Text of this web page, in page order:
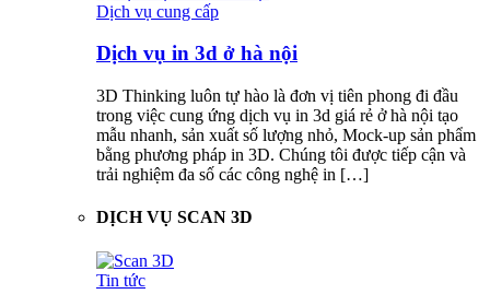
Dịch vụ cung cấp
Dịch vụ in 3d ở hà nội
3D Thinking luôn tự hào là đơn vị tiên phong đi đầu
trong việc cung ứng dịch vụ in 3d giá rẻ ở hà nội tạo
mẫu nhanh, sản xuất số lượng nhỏ, Mock-up sản phẩm
bằng phương pháp in 3D. Chúng tôi được tiếp cận và
trải nghiệm đa số các công nghệ in […]
DỊCH VỤ SCAN 3D
Tin tức